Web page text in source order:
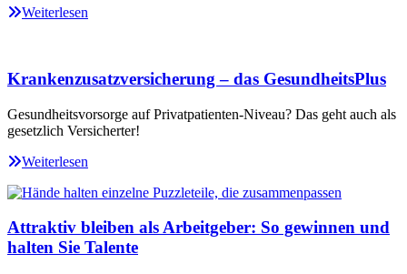
Weiterlesen
Krankenzusatzversicherung – das GesundheitsPlus
Gesundheitsvorsorge auf Privatpatienten-Niveau? Das geht auch als
gesetzlich Versicherter!
Weiterlesen
Attraktiv bleiben als Arbeitgeber: So gewinnen und
halten Sie Talente